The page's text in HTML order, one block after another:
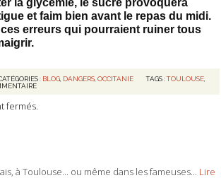
la glycémie, le sucre provoquera
et faim bien avant le repas du midi.
erreurs qui pourraient ruiner tous
: BLOG, DANGERS, OCCITANIE TAGS :TOULOUSE
fermés.
à Toulouse... ou même dans les fameuses...
Lire